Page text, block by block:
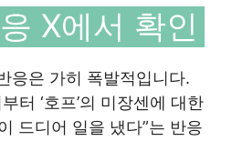
X에서 확인
응은 가히 폭발적입니다.
터 ‘호프’의 미장센에 대한
드디어 일을 냈다”는 반응